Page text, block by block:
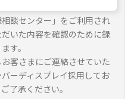
談センター」をご利用され
いた内容を確認のために録
す。
客さまにご連絡させていた
ーディスプレイ採用してお
了承ください。